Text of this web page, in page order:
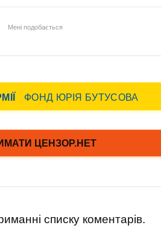
Мені подобається
списку коментарів.